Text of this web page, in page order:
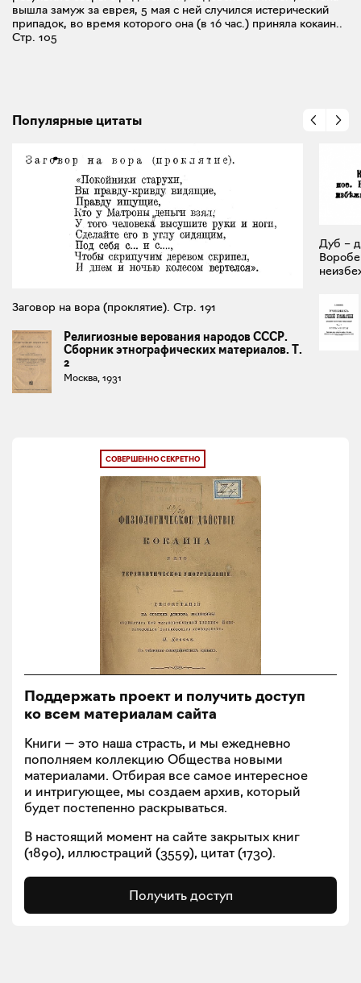
вышла замуж за еврея, 5 мая с ней случился истерический
припадок, во время которого она (в 16 час.) приняла кокаин..
Стр. 105
Популярные цитаты
Заговор на вора (проклятие). Стр. 191
Религиозные верования народов СССР.
Сборник этнографических материалов. Т.
2
Москва, 1931
Дуб –
СОВЕРШЕННО СЕКРЕТНО
Поддержать проект и получить доступ
ко всем материалам сайта
Книги — это наша страсть, и мы ежедневно
пополняем коллекцию Общества новыми
материалами. Отбирая все самое интересное
и интригующее, мы создаем архив, который
будет постепенно раскрываться.
В настоящий момент на сайте закрытых книг
(1890), иллюстраций (3559), цитат (1730).
Получить доступ